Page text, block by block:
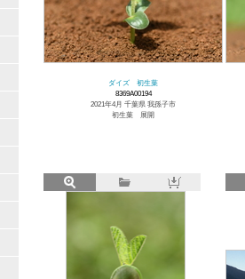
ダイズ 初生葉
8369A00194
2021年4月 千葉県 我孫子市
初生葉 展開